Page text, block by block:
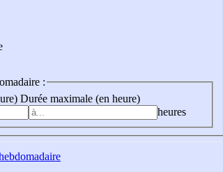
:
Durée maximale (en heure)
heures